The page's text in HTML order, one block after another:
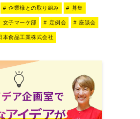
企業様との取り組み 募集
女子マーケ部 定例会 座談会
本食品工業株式会社